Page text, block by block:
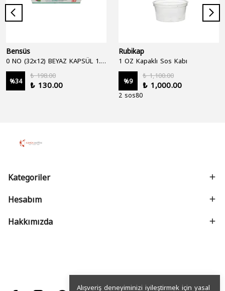
Alışveriş deneyiminizi iyileştirmek için yasal
Bensüs
%34
₺ 198.00
₺ 130.00
Rubikap
1 OZ Kapaklı Sos Kabı
%9
₺ 1,100.00
₺ 1,000.00
2 sos80
Kategoriler
Hesabım
Hakkımızda